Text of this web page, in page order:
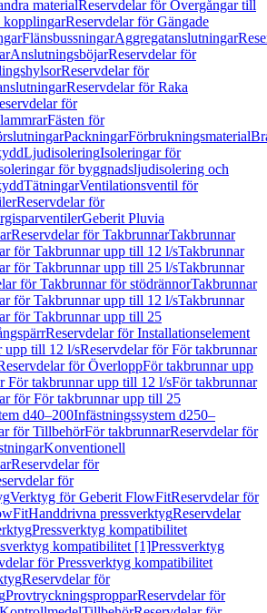
materialReservdelar för Övergångar till
kopplingarReservdelar för Gängade
FlänsbussningarAggregatanslutningar
AnslutningsböjarReservdelar för
Reservdelar för
Reservdelar för Raka
för
Fästen för
PackningarFörbrukningsmaterial
LjudisoleringIsoleringar för
för byggnadsljudisolering och
TätningarVentilationsventil för
Reservdelar för
Geberit Pluvia
Reservdelar för TakbrunnarTakbrunnar
för Takbrunnar upp till 12 l/sTakbrunnar
för Takbrunnar upp till 25 l/sTakbrunnar
för Takbrunnar för stödrännorTakbrunnar
för Takbrunnar upp till 12 l/sTakbrunnar
för Takbrunnar upp till 25
Reservdelar för Installationselement
upp till 12 l/sReservdelar för För takbrunnar
för ÖverloppFör takbrunnar upp
För takbrunnar upp till 12 l/sFör takbrunnar
för För takbrunnar upp till 25
d40–200Infästningssystem d250–
för TillbehörFör takbrunnarReservdelar för
Konventionell
Reservdelar för
för
Verktyg för Geberit FlowFitReservdelar för
Handdrivna pressverktygReservdelar
Pressverktyg kompatibilitet
kompatibilitet [1]Pressverktyg
för Pressverktyg kompatibilitet
Reservdelar för
ProvtryckningspropparReservdelar för